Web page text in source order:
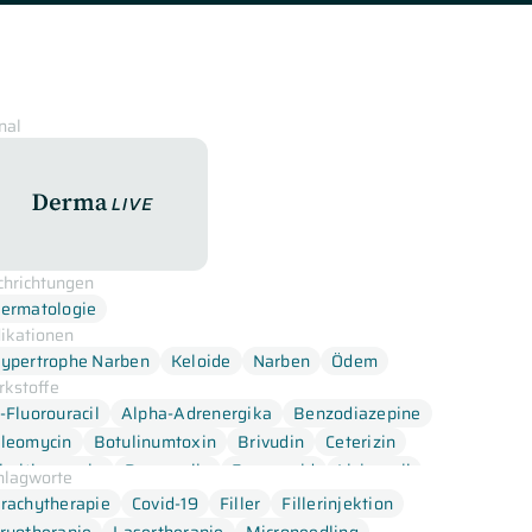
DermaLive
Narben
Keloide Narben
Ödem
Fluorouracil
Alpha-Adrenergika
Benzodiazepine
Botulinumtoxin Brivudin
Ceterizin
Doxycyclin Furosemid
Lisinopril
Prednisolon Sulfamethazol
Triamcinolon
Covid-19 Filler
Fillerinjektion